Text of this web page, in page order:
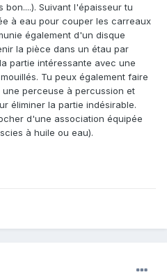
Suivant l'épaisseur tu
à eau pour couper les carreaux
également d'un disque
la pièce dans un étau par
partie intéressante avec une
Tu peux également faire
perceuse à percussion et
éliminer la partie indésirable.
d'une association équipée
à huile ou eau).